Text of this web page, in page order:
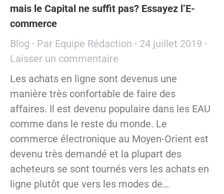
mais le Capital ne suffit pas? Essayez l’E-
commerce
Blog
Par Equipe Rédaction
24 juillet 2019
Laisser un commentaire
Les achats en ligne sont devenus une
manière très confortable de faire des
affaires. Il est devenu populaire dans les EAU
comme dans le reste du monde. Le
commerce électronique au Moyen-Orient est
devenu très demandé et la plupart des
acheteurs se sont tournés vers les achats en
ligne plutôt que vers les modes de…